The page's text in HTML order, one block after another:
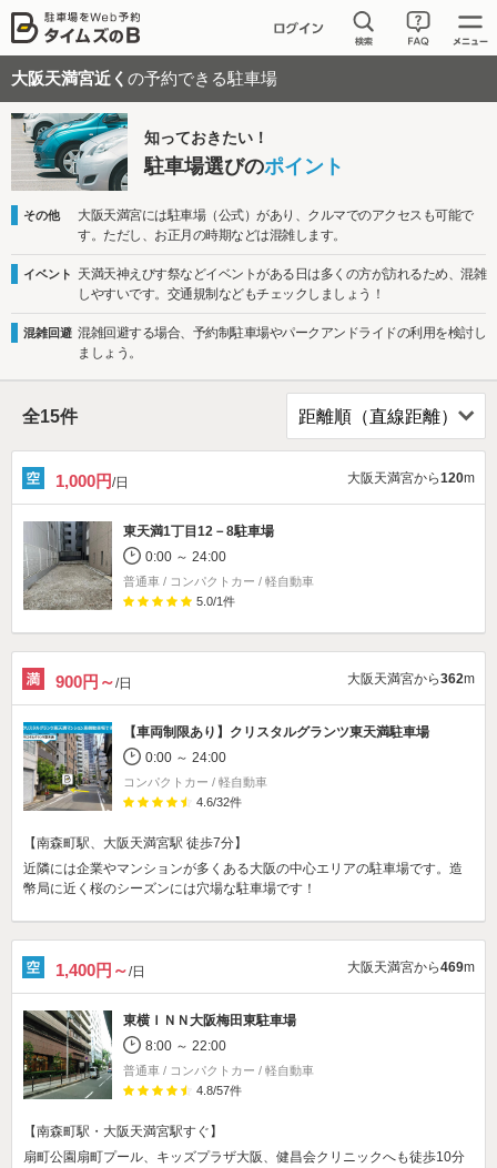
大阪天満宮近く の予約できる駐車場
知っておきたい！
駐車場選びのポイント
その他
大阪天満宮には駐車場（公式）があり、クルマでのアクセスも可能で
す。ただし、お正月の時期などは混雑します。
イベント
天満天神えびす祭などイベントがある日は多くの方が訪れるため、混雑
しやすいです。交通規制などもチェックしましょう！
混雑回避 混雑回避する場合、予約制駐車場やパークアンドライドの利用を検討し
ましょう。
全15件
1,000円/日 大阪天満宮から120m
東天満1丁目12－8駐車場
0:00 ～ 24:00
普通車 / コンパクトカー / 軽自動車
5.0/1件
900円～/日 大阪天満宮から362m
【車両制限あり】 クリスタルグランツ東天満駐車場
0:00 ～ 24:00
コンパクトカー / 軽自動車
4.6/32件
【南森町駅、大阪天満宮駅 徒歩7分】
近隣には企業やマンションが多くある大阪の中心エリアの駐車場です。造
幣局に近く桜のシーズンには穴場な駐車場です！
1,400円～/日 大阪天満宮から469m
東横ＩＮＮ大阪梅田東駐車場
8:00 ～ 22:00
普通車 / コンパクトカー / 軽自動車
4.8/57件
【南森町駅・大阪天満宮駅すぐ】
扇町公園扇町プール、キッズプラザ大阪、健昌会クリニックへも徒歩10分